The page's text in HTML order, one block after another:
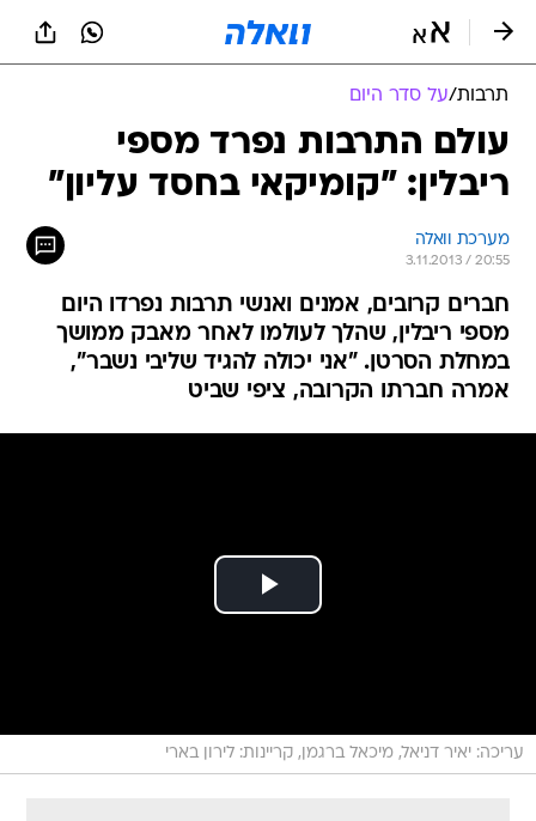
תרבות/על סדר היום
עולם התרבות נפרד מספי
ריבלין: "קומיקאי בחסד עליון"
מערכת וואלה
3.11.2013 / 20:55
חברים קרובים, אמנים ואנשי תרבות נפרדו היום
מספי ריבלין, שהלך לעולמו לאחר מאבק ממושך
במחלת הסרטן. "אני יכולה להגיד שליבי נשבר",
אמרה חברתו הקרובה, ציפי שביט
עריכה: יאיר דניאל, מיכאל ברגמן, קריינות: לירון בארי